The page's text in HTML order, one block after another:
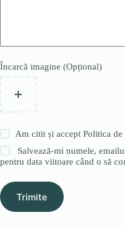
Încarcă imagine (Opțional)
Am citit și acceptPolitica
Salvează-mi numele,
pentru data viitoare când o să
Trimite